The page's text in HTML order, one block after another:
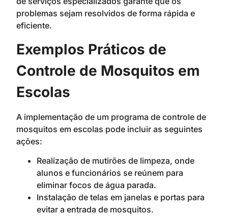
problemas sejam resolvidos de forma rápida e
eficiente.
Exemplos Práticos de
Controle de Mosquitos em
Escolas
A implementação de um programa de controle de
mosquitos em escolas pode incluir as seguintes
ações:
Realização de mutirões de limpeza, onde
alunos e funcionários se reúnem para
eliminar focos de água parada.
Instalação de telas em janelas e portas para
evitar a entrada de mosquitos.